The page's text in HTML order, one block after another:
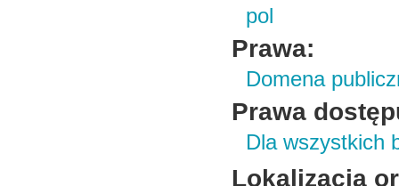
pol
Prawa:
Domena
Prawa
Dla wszystkich
Lokalizacja